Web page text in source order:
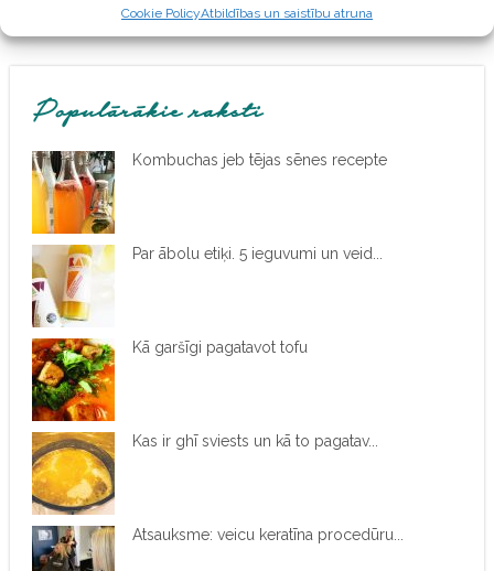
Cookie PolicyAtbildības un saistību atruna
Populārākie raksti
Kombuchas jeb tējas sēnes recepte
Par ābolu etiķi. 5 ieguvumi un veid...
Kā garšīgi pagatavot tofu
Kas ir ghī sviests un kā to pagatav...
Atsauksme: veicu keratīna procedūru...